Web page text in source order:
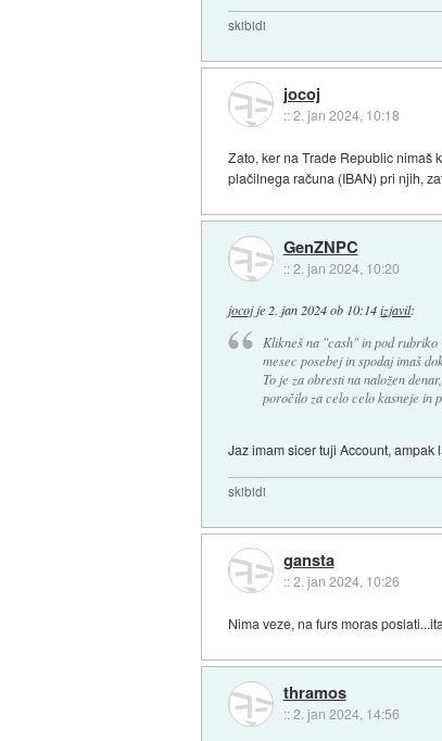
skibidi
jocoj
::2. jan 2024, 10:18
Zato, ker na Trade Republic nimaš
plačilnega računa (IBAN) pri njih,
GenZNPC
::2. jan 2024, 10:20
jocojje 2. jan 2024 ob 10:14 izjavil:
Klikneš na "cash" in pod rubriko
mesec posebej in spodaj imaš
To je za obresti na naložen
poročilo za celo celo kasneje in
Jaz imam sicer tuji Account,
skibidi
gansta
::2. jan 2024, 10:26
Nima veze, na furs moras
thramos
::2. jan 2024, 14:56